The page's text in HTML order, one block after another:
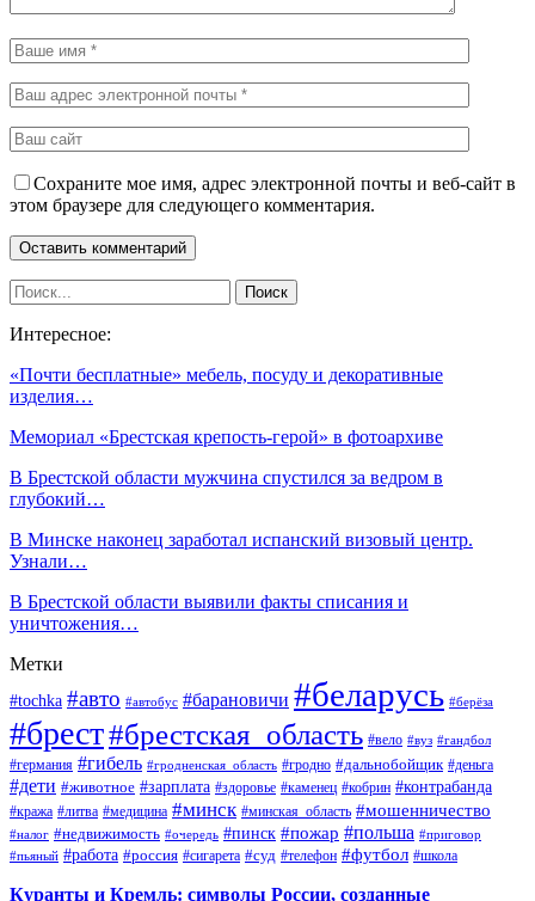
Сохраните мое имя, адрес электронной почты и веб-сайт в
этом браузере для следующего комментария.
Интересное:
«Почти бесплатные» мебель, посуду и декоративные
изделия…
Мемориал «Брестская крепость-герой» в фотоархиве
В Брестской области мужчина спустился за ведром в
глубокий…
В Минске наконец заработал испанский визовый центр.
Узнали…
В Брестской области выявили факты списания и
уничтожения…
Метки
#tochka #авто #автобус #барановичи #беларусь #берёза
#брест#брестская_область #вело #вуз #гандбол
#германия #гибель #гродненская_область #гродно #дальнобойщик #деньга
#дети #животное #зарплата #здоровье #каменец #кобрин #контрабанда
#кража #литва #медицина #минск #минская_область #мошенничество
#налог #недвижимость #очередь #пинск #пожар #польша #приговор
#пьяный #работа #россия #сигарета #суд #телефон #футбол #школа
Куранты и Кремль: символы России, созданные